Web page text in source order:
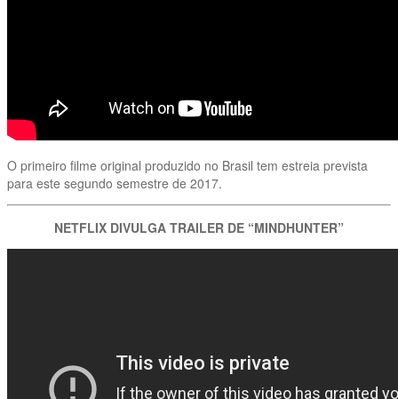
O primeiro filme original produzido no Brasil tem estreia prevista
para este segundo semestre de 2017.
NETFLIX DIVULGA TRAILER DE “MINDHUNTER”